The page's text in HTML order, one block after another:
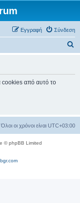
Σύνδεση
Εγγραφή
σ
cookies από αυτό το
Όλοι οι χρόνοι είναι UTC+03:00
© phpBB Limited